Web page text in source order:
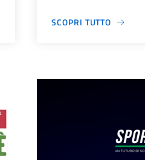
SCOPRI TUTTO